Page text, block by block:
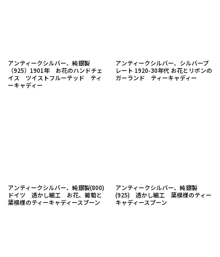
アンティークシルバー、純銀製
（925）1901年 お花のハンドチェ
イス ツイストフルーテッド ティ
ーキャディー
アンティークシルバー、シルバープ
レート 1920-30年代 お花とリボンの
ガーランド ティーキャディー
アンティークシルバー、純銀製(800)
ドイツ 透かし細工 お花、葡萄と
葉模様のティーキャディースプーン
アンティークシルバー、純銀製
(925) 透かし細工 葉模様のティー
キャディースプーン